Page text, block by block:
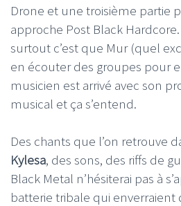
Drone et une troisième partie
approche Post Black
surtout c’est que Mur (quel
en écouter des groupes pour
musicien est arrivé avec son
musical et ça s’entend.
Des chants que l’on retrouve
Kylesa, des sons, des riffs de
Black Metal n’hésiterai pas à
batterie tribale qui enverraient